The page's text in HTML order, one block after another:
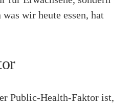
wir heute essen, hat
Public-Health-Faktor ist,